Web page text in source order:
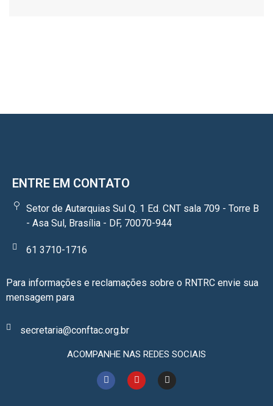
ENTRE EM CONTATO
Setor de Autarquias Sul Q. 1 Ed. CNT sala 709 - Torre B
- Asa Sul, Brasília - DF, 70070-944
61 3710-1716
Para informações e reclamações sobre o RNTRC envie sua
mensagem para
secretaria@conftac.org.br
ACOMPANHE NAS REDES SOCIAIS